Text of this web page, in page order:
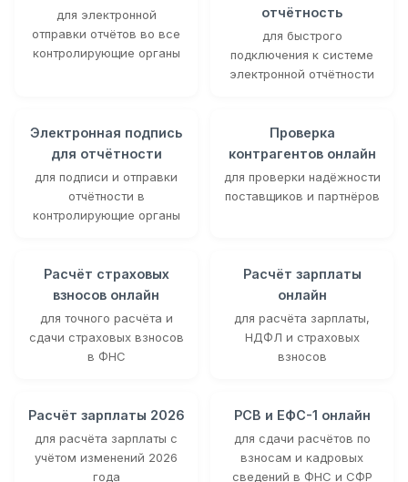
для электронной
отправки отчётов во все
контролирующие органы
отчётность
для быстрого
подключения к системе
электронной отчётности
Электронная подпись
для отчётности
для подписи и отправки
отчётности в
контролирующие органы
Проверка
контрагентов онлайн
для проверки надёжности
поставщиков и партнёров
Расчёт страховых
взносов онлайн
для точного расчёта и
сдачи страховых взносов
в ФНС
Расчёт зарплаты
онлайн
для расчёта зарплаты,
НДФЛ и страховых
взносов
Расчёт зарплаты 2026
для расчёта зарплаты с
учётом изменений 2026
года
РСВ и ЕФС-1 онлайн
для сдачи расчётов по
взносам и кадровых
сведений в ФНС и СФР